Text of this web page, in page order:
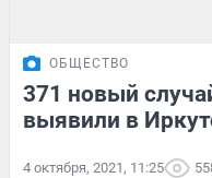
ОБЩЕСТВО
371 новый
выявили в
4 октября, 2021, 11:25